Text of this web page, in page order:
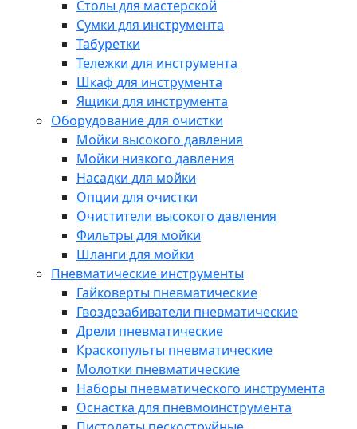
Столы для мастерской
Сумки для инструмента
Табуретки
Тележки для инструмента
Шкаф для инструмента
Ящики для инструмента
Оборудование для очистки
Мойки высокого давления
Мойки низкого давления
Насадки для мойки
Опции для очистки
Очистители высокого давления
Фильтры для мойки
Шланги для мойки
Пневматические инструменты
Гайковерты пневматические
Гвоздезабиватели пневматические
Дрели пневматические
Краскопульты пневматические
Молотки пневматические
Наборы пневматического инструмента
Оснастка для пневмоинструмента